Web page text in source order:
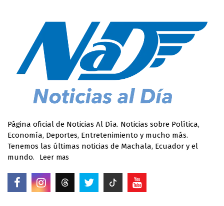
Página oficial de Noticias Al Día. Noticias sobre Política,
Economía, Deportes, Entretenimiento y mucho más.
Tenemos las últimas noticias de Machala, Ecuador y el
mundo.
Leer mas